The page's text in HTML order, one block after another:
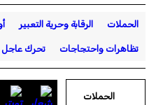
الحملات الرقابة وحرية التعبير
تظاهرات واحتجاجات تحرك عاجل
الحملات